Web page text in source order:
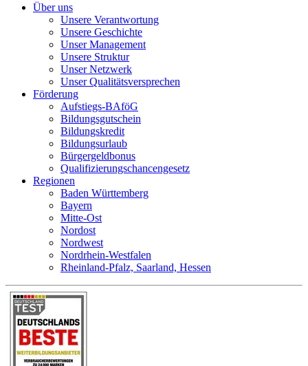
Über uns
Unsere Verantwortung
Unsere Geschichte
Unser Management
Unsere Struktur
Unser Netzwerk
Unser Qualitätsversprechen
Förderung
Aufstiegs-BAföG
Bildungsgutschein
Bildungskredit
Bildungsurlaub
Bürgergeldbonus
Qualifizierungschancengesetz
Regionen
Baden Württemberg
Bayern
Mitte-Ost
Nordost
Nordwest
Nordrhein-Westfalen
Rheinland-Pfalz, Saarland, Hessen